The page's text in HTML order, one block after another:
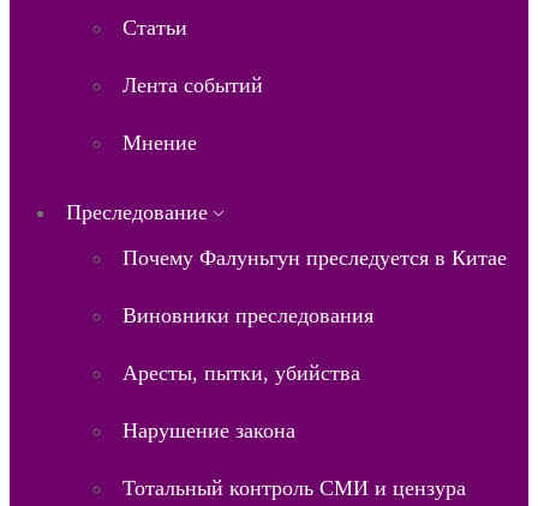
Статьи
Лента событий
Мнение
Преследование
Почему Фалуньгун преследуется в Китае
Виновники преследования
Аресты, пытки, убийства
Нарушение закона
Тотальный контроль СМИ и цензура